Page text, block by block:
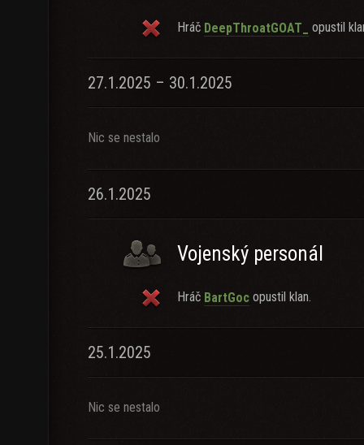
Hráč DeepThroatGOAT_ opustil
27.1.2025 – 30.1.2025
Nic se nestalo
26.1.2025
Vojenský personál
Hráč BartGoc opustil klan.
25.1.2025
Nic se nestalo